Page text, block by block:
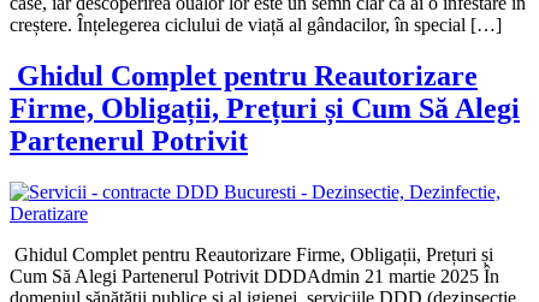
creștere. Înțelegerea ciclului de viață al gândacilor, în special […]
Ghidul Complet pentru Reautorizare
Firme, Obligații, Prețuri și Cum Să Alegi
Partenerul Potrivit
Ghidul Complet pentru Reautorizare Firme, Obligații, Prețuri și
Cum Să Alegi Partenerul Potrivit DDDAdmin 21 martie 2025 În
domeniul sănătății publice și al igienei, serviciile DDD (dezinsecție,